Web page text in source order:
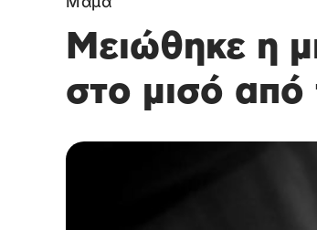
Μειώθηκε η
στο μισό από